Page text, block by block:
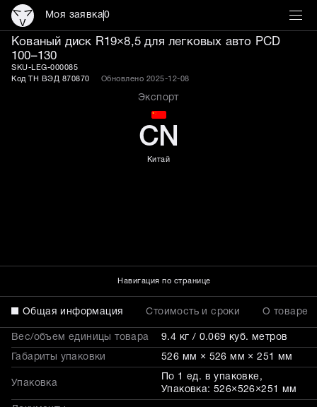
Моя заявка0
Кованые диски R19×8,5
Кованый диск R19×8,5 для легковых авто PCD
100–130
SKU-LEG-000085
Код ТН ВЭД 870870
Обновлено 2025-12-08
Экспорт
CN
Китай
Навигация по странице
Общая информация Стоимость и сроки О товаре
Вес/объем единицы товара 9.4 кг / 0.069 куб. метров
Габариты упаковки 526 мм × 526 мм × 251 мм
Упаковка
По 1 ед. в упаковке,
Упаковка: 526×526×251 мм